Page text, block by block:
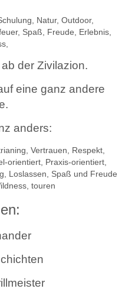
der Zivilazion.
eine ganz andere
anders: